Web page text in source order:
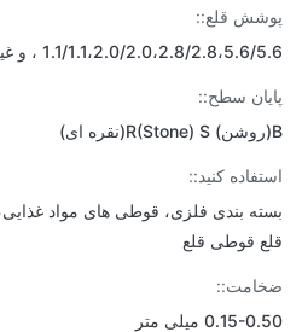
قلع::
2.0،2.8/2.8،5.6/5.6 ، و غیره
سطح::
کنید::
بندی فلزی، قوطی های مواد غذایی،
قوطی قلع
میلی متر